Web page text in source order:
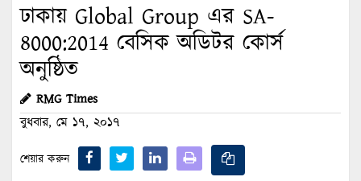
ঢাকায় Global Group এর SA-
8000:2014 বেসিক অডিটর কোর্স
অনুষ্ঠিত
RMG Times
বুধবার, মে ১৭, ২০১৭
শেয়ার করুন